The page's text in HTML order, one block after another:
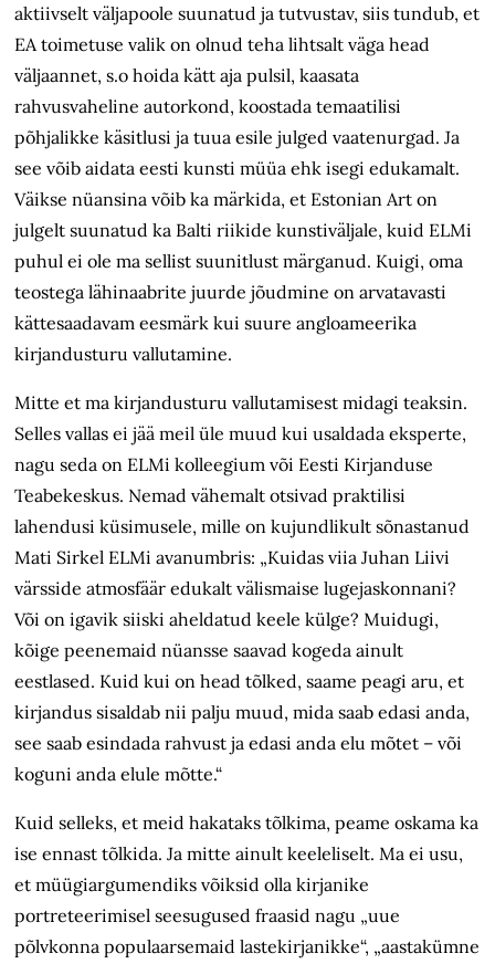
aktiivselt väljapoole suunatud ja tutvustav, siis tundub, et
EA toimetuse valik on olnud teha lihtsalt väga head
väljaannet, s.o hoida kätt aja pulsil, kaasata
rahvusvaheline autorkond, koostada temaatilisi
põhjalikke käsitlusi ja tuua esile julged vaatenurgad. Ja
see võib aidata eesti kunsti müüa ehk isegi edukamalt.
Väikse nüansina võib ka märkida, et Estonian Art on
julgelt suunatud ka Balti riikide kunstiväljale, kuid ELMi
puhul ei ole ma sellist suunitlust märganud. Kuigi, oma
teostega lähinaabrite juurde jõudmine on arvatavasti
kättesaadavam eesmärk kui suure angloameerika
kirjandusturu vallutamine.
Mitte et ma kirjandusturu vallutamisest midagi teaksin.
Selles vallas ei jää meil üle muud kui usaldada eksperte,
nagu seda on ELMi kolleegium või Eesti Kirjanduse
Teabekeskus. Nemad vähemalt otsivad praktilisi
lahendusi küsimusele, mille on kujundlikult sõnastanud
Mati Sirkel ELMi avanumbris: „Kuidas viia Juhan Liivi
värsside atmosfäär edukalt välismaise lugejaskonnani?
Või on igavik siiski aheldatud keele külge? Muidugi,
kõige peenemaid nüansse saavad kogeda ainult
eestlased. Kuid kui on head tõlked, saame peagi aru, et
kirjandus sisaldab nii palju muud, mida saab edasi anda,
see saab esindada rahvust ja edasi anda elu mõtet – või
koguni anda elule mõtte.“
Kuid selleks, et meid hakataks tõlkima, peame oskama ka
ise ennast tõlkida. Ja mitte ainult keeleliselt. Ma ei usu,
et müügiargumendiks võiksid olla kirjanike
portreteerimisel seesugused fraasid nagu „uue
põlvkonna populaarsemaid lastekirjanikke“, „aastakümne